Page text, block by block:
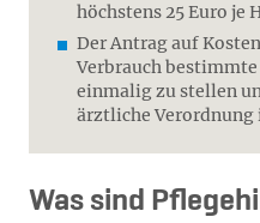
höchstens 25 Euro
Der Antrag auf
Verbrauch
einmalig zu stellen
ärztliche
Was sind